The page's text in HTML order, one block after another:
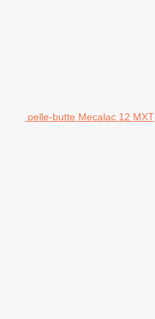
pelle-butte Mecalac 12 MXT